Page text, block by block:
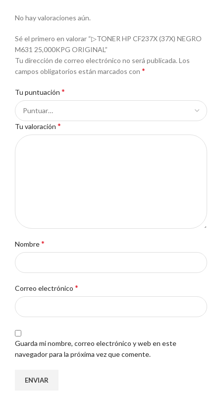
No hay valoraciones aún.
Sé el primero en valorar “▷TONER HP CF237X (37X) NEGRO
M631 25,000KPG ORIGINAL”
Tu dirección de correo electrónico no será publicada. Los
campos obligatorios están marcados con *
Tu puntuación *
Tu valoración *
Nombre*
Correo electrónico *
Guarda mi nombre, correo electrónico y web en este
navegador para la próxima vez que comente.